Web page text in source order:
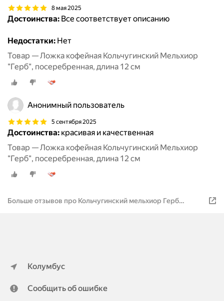
8 мая 2025
Достоинства: Все соответствует описанию
Недостатки: Нет
Товар — Ложка кофейная Кольчугинский Мельхиор
"Герб", посеребренная, длина 12 см
Анонимный пользователь
5 сентября 2025
Достоинства: красивая и качественная
Товар — Ложка кофейная Кольчугинский Мельхиор
"Герб", посеребренная, длина 12 см
Больше отзывов про Кольчугинский мельхиор Герб
Колумбус
Сообщить об ошибке